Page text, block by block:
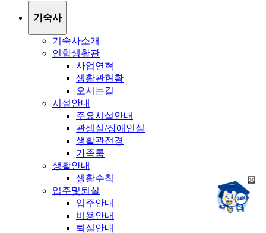
기숙사
기숙사소개
연합생활관
사업연혁
생활관현황
오시는길
시설안내
주요시설안내
관생실/장애인실
생활관전경
가족룸
생활안내
생활수칙
입주및퇴실
입주안내
비용안내
퇴실안내
챗봇상담:
24시
채팅상담:
9시~18시
희